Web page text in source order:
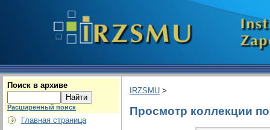
Поиск в архиве
Расширенный поиск
Главная страница
IRZSMU >
Просмотр коллекции